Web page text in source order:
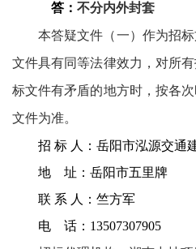
答： 不分内外封套
本答疑文件（一）作为招
文件具有同等法律效力，对所
标文件有矛盾的地方时，按各
文件为准。
招 标 人：岳阳市泓源交通
地
址：岳阳市五里牌
联 系 人：竺方军
电
话：